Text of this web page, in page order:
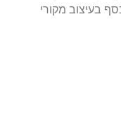
בעיצוב מקורי